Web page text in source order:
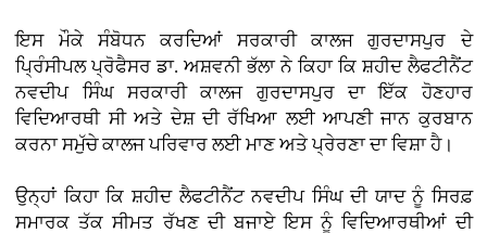
ਇਸ ਮੌਕੇ ਸੰਬੋਧਨ ਕਰਦਿਆਂ ਸਰਕਾਰੀ ਕਾਲਜ ਗੁਰਦਾਸਪੁਰ ਦੇ
ਪ੍ਰਿੰਸੀਪਲ ਪ੍ਰੋਫੈਸਰ ਡਾ. ਅਸ਼ਵਨੀ ਭੱਲਾ ਨੇ ਕਿਹਾ ਕਿ ਸ਼ਹੀਦ ਲੈਫਟੀਨੈਂਟ
ਨਵਦੀਪ ਸਿੰਘ ਸਰਕਾਰੀ ਕਾਲਜ ਗੁਰਦਾਸਪੁਰ ਦਾ ਇੱਕ ਹੋਣਹਾਰ
ਵਿਦਿਆਰਥੀ ਸੀ ਅਤੇ ਦੇਸ਼ ਦੀ ਰੱਖਿਆ ਲਈ ਆਪਣੀ ਜਾਨ ਕੁਰਬਾਨ
ਕਰਨਾ ਸਮੁੱਚੇ ਕਾਲਜ ਪਰਿਵਾਰ ਲਈ ਮਾਣ ਅਤੇ ਪ੍ਰੇਰਣਾ ਦਾ ਵਿਸ਼ਾ ਹੈ।
ਉਨ੍ਹਾਂ ਕਿਹਾ ਕਿ ਸ਼ਹੀਦ ਲੈਫਟੀਨੈਂਟ ਨਵਦੀਪ ਸਿੰਘ ਦੀ ਯਾਦ ਨੂੰ ਸਿਰਫ਼
ਸਮਾਰਕ ਤੱਕ ਸੀਮਤ ਰੱਖਣ ਦੀ ਬਜਾਏ ਇਸ ਨੂੰ ਵਿਦਿਆਰਥੀਆਂ ਦੀ